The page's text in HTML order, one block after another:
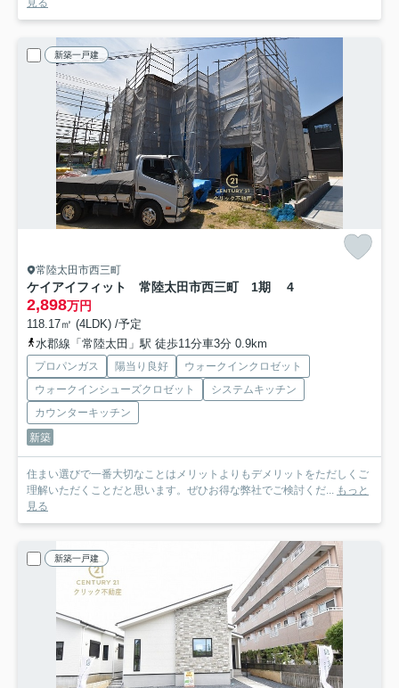
新築一戸建
常陸太田市西三町
ケイアイフィット 常陸太田市西三町 1期 4
2,898万円
118.17㎡ (4LDK) /予定
水郡線「常陸太田」駅 徒歩11分車3分 0.9km
プロパンガス 陽当り良好
ウォークインクロゼット
ウォークインシューズクロゼット
システムキッチン
カウンターキッチン
新築
住まい選びで一番大切なことはメリットよりもデメリットをただしくご
理解いただくことだと思います。ぜひお得な弊社でご検討くだ...
もっと
見る
新築一戸建